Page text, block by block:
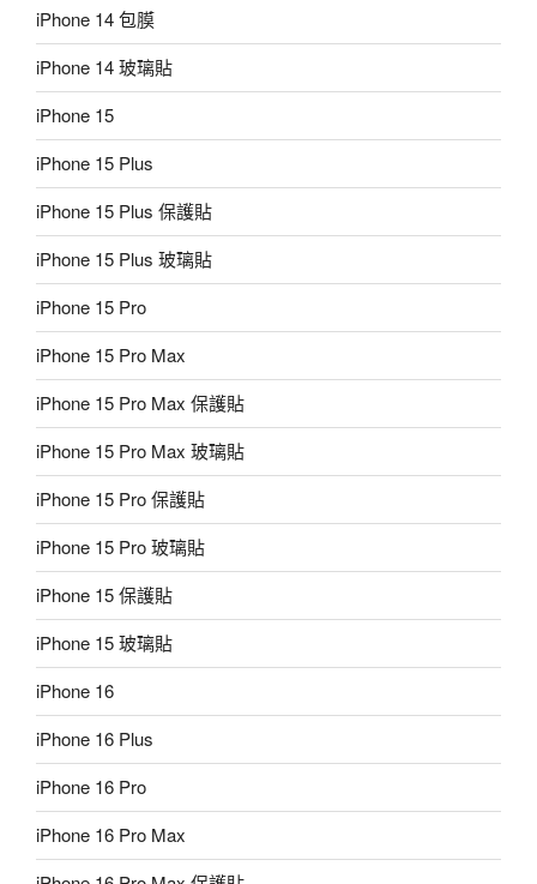
iPhone 14 包膜
iPhone 14 玻璃貼
iPhone 15
iPhone 15 Plus
iPhone 15 Plus 保護貼
iPhone 15 Plus 玻璃貼
iPhone 15 Pro
iPhone 15 Pro Max
iPhone 15 Pro Max 保護貼
iPhone 15 Pro Max 玻璃貼
iPhone 15 Pro 保護貼
iPhone 15 Pro 玻璃貼
iPhone 15 保護貼
iPhone 15 玻璃貼
iPhone 16
iPhone 16 Plus
iPhone 16 Pro
iPhone 16 Pro Max